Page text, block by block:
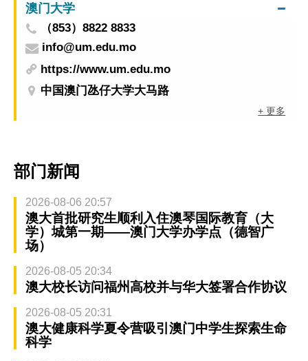
澳门大学
（853）8822 8833
info@um.edu.mo
https://www.um.edu.mo
中国澳门氹仔大学大马路
+ 更多
部门新闻
2026-08-06 20:57
澳大首批研究生顺利入住澳琴国际教育（大
学）城第一期——澳门大学办学点（德智广
场）
2026-08-05 20:34
澳大校长访问福州高校并与华大签署合作协议
2026-08-05 20:31
澳大健康科学夏令营吸引澳门中学生探索生命
科学